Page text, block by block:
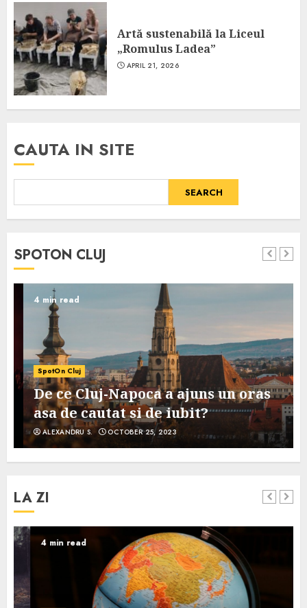
Artă sustenabilă la Liceul
„Romulus Ladea”
APRIL 21, 2026
CAUTA IN SITE
SEARCH
SPOTON CLUJ
4 min read
SpotOn Cluj
De ce Cluj-Napoca a ajuns un oras
asa de cautat si de iubit?
ALEXANDRU S. OCTOBER 25, 2023
LA ZI
4 min read